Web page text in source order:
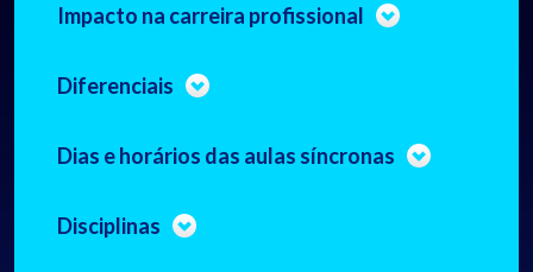
Impacto na carreira profissional
Diferenciais
Dias e horários das aulas síncronas
Disciplinas